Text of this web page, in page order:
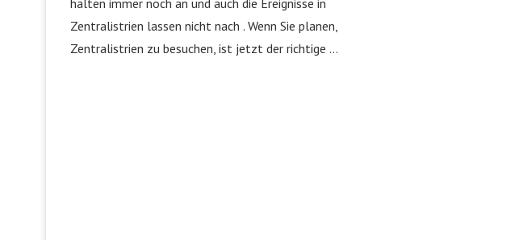
Zentralistrien lassen nicht nach . Wenn Sie planen,
Zentralistrien zu besuchen, ist jetzt der richtige …